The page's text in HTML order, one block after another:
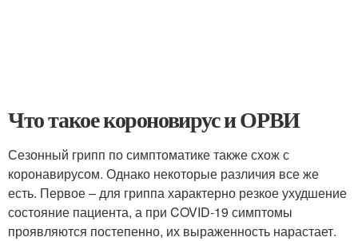
Что такое короновирус и ОРВИ
Сезонный грипп по симптоматике также схож с
коронавирусом. Однако некоторые различия все же
есть. Первое – для гриппа характерно резкое ухудшение
состояние пациента, а при COVID-19 симптомы
проявляются постепенно, их выраженность нарастает.